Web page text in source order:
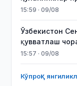
15:59 · 09/08
Ўзбекистон
қувватлаш
15:57 · 09/08
Кўпроқ